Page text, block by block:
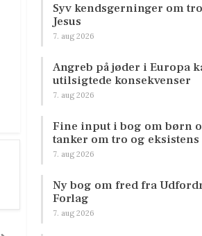
Syv kendsgerninger om
Jesus
7. aug 2026
Angreb på jøder i Europa
utilsigtede konsekvenser
7. aug 2026
Fine input i bog om børn
tanker om tro og eksistens
7. aug 2026
Ny bog om fred fra
Forlag
7. aug 2026